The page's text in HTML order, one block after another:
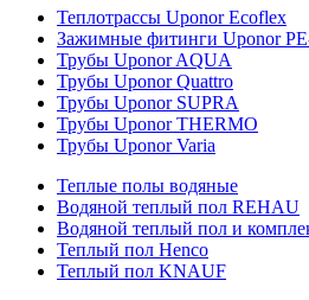
Теплотрассы Uponor Ecoflex
Зажимные фитинги Uponor
Трубы Uponor AQUA
Трубы Uponor Quattro
Трубы Uponor SUPRA
Трубы Uponor THERMO
Трубы Uponor Varia
Теплые полы водяные
Водяной теплый пол REHAU
Водяной теплый пол и
Теплый пол Henco
Теплый пол KNAUF